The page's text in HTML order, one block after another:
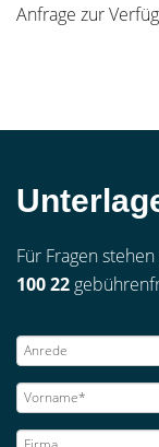
Anfrage zur
Für Fragen
100 22